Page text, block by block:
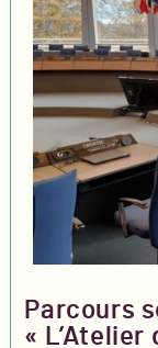
Parcours
« L’Atelier